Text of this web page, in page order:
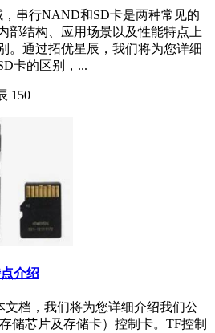
，串行NAND和SD卡是两种常见的
部结构、应用场景以及性能特点上
。通过拓优星辰，我们将为您详细
卡的区别，...
150
介绍
文档，我们将为您详细介绍我们公
储芯片及存储卡）控制卡。TF控制